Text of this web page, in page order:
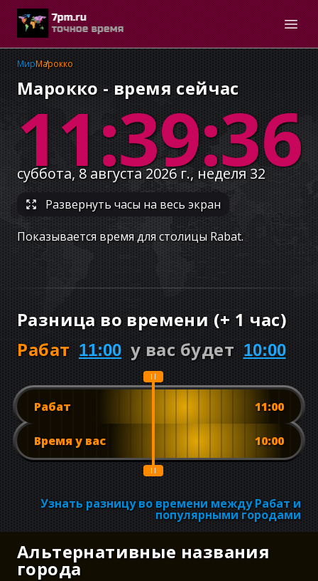
МирМарокко
Марокко - время сейчас
11:39:37
суббота, 8 августа 2026 г., неделя 32
Развернуть часы на весь экран
Показывается время для столицы Rabat.
Разница во времени (+ 1 час)
Рабат 11:00 у вас будет 10:00
Рабат 11:00
Время у вас 10:00
Узнать разницу во времени между Рабат и
популярными городами
Альтернативные названия
города